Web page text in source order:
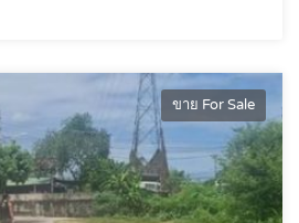
ขาย For Sale